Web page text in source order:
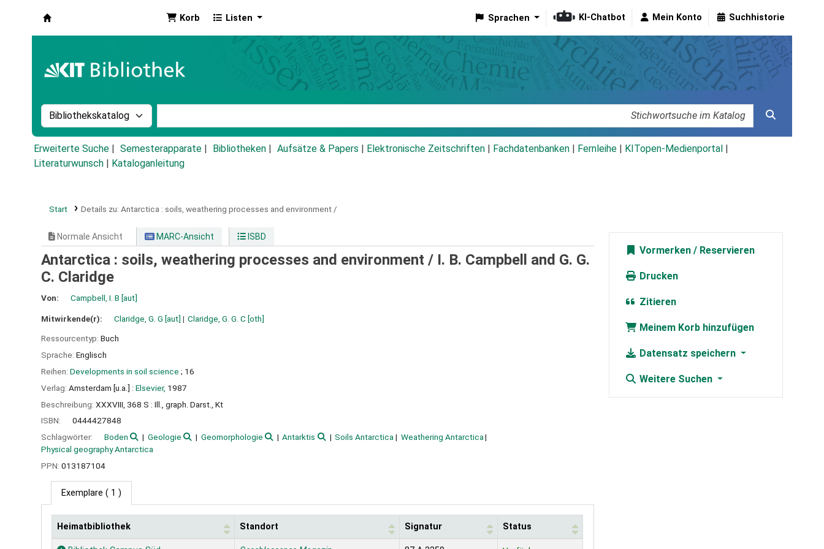
Korb Listen Sprachen KI-Chatbot Mein Konto Suchhistorie
Suche im Katalog nach:
Erweiterte Suche Semesterapparate Bibliotheken Aufsätze & Papers Elektronische Zeitschriften Fachdatenbanken Fernleihe KITopen-Medienportal
Literaturwunsch
Kataloganleitung
Start Details zu: Antarctica : soils, weathering processes and environment /
Normale Ansicht MARC-Ansicht ISBD
Antarctica : soils, weathering processes and environment / I. B. Campbell and G. G.
C. Claridge
Von: Campbell, I. B [aut]
Mitwirkende(r): Claridge, G. G [aut] Claridge, G. G. C [oth]
Ressourcentyp: Buch
Sprache: Englisch
Reihen: Developments in soil science ; 16
Verlag: Amsterdam [u.a.] : Elsevier, 1987
Beschreibung: XXXVIII, 368 S : Ill., graph. Darst., Kt
ISBN:
0444427848
Schlagwörter:
Boden Geologie Geomorphologie Antarktis Soils Antarctica
Weathering Antarctica
Physical geography Antarctica
PPN: 013187104
Exemplare ( 1 )
Exemplare
Heimatbibliothek Standort Signatur Status
Vormerken
Drucken
Zitieren
Meinem Korb hinzufügen
Datensatz speichern
Weitere Suchen